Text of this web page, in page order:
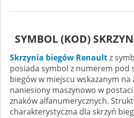
SYMBOL (KOD)
Skrzynia biegów Renaultz
posiada symbol z numerem pod
biegów w miejscu wskazanym na
naniesiony maszynowo w
znaków alfanumerycznych.
charakterystyczna dla skrzyń